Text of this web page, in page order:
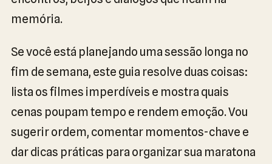
memória.
Se você está planejando uma sessão longa no
fim de semana, este guia resolve duas coisas:
lista os filmes imperdíveis e mostra quais
cenas poupam tempo e rendem emoção. Vou
sugerir ordem, comentar momentos-chave e
dar dicas práticas para organizar sua maratona